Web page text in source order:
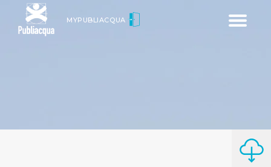
Toggle
MYPUBLIACQUA